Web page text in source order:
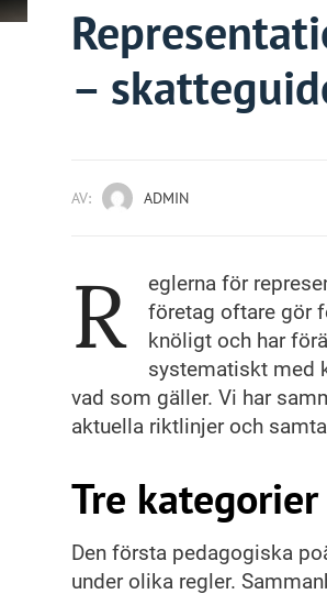
–
AV: ADMIN
R
eglerna för
företag oftare gör
knöligt och har
systematiskt med
vad som gäller. Vi har
aktuella riktlinjer och
Tre
Den första pedagogiska
under olika regler.